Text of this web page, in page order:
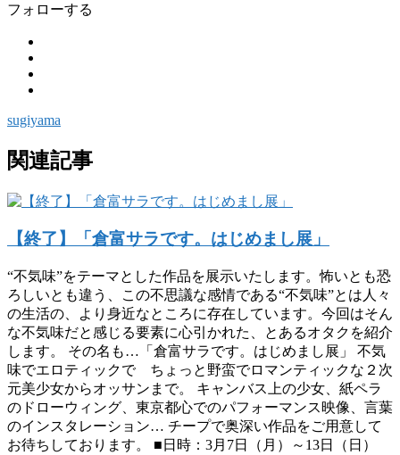
フォローする
sugiyama
関連記事
【終了】「倉富サラです。はじめまし展」
“不気味”をテーマとした作品を展示いたします。怖いとも恐
ろしいとも違う、この不思議な感情である“不気味”とは人々
の生活の、より身近なところに存在しています。今回はそん
な不気味だと感じる要素に心引かれた、とあるオタクを紹介
します。 その名も…「倉富サラです。はじめまし展」 不気
味でエロティックで ちょっと野蛮でロマンティックな２次
元美少女からオッサンまで。 キャンバス上の少女、紙ペラ
のドローウィング、東京都心でのパフォーマンス映像、言葉
のインスタレーション… チープで奥深い作品をご用意して
お待ちしております。 ■日時：3月7日（月）～13日（日）